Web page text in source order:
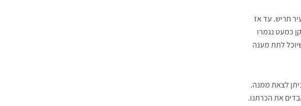
חריש. עד אז
כמעט נגמרו
לתת מענה
דקות למלכודת מוות שלא ניתן לצאת ממנה.
את הכרתנו.